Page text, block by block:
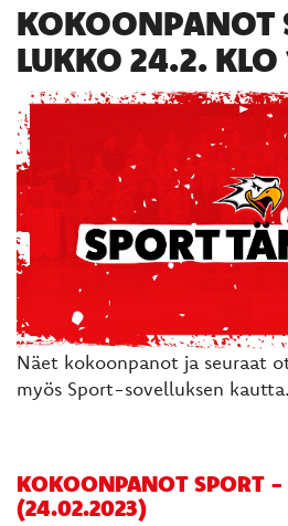
KOKOONPANOT
LUKKO 24.2.
Näet kokoonpanot ja seuraat
myös Sport-sovelluksen kautta.
KOKOONPANOT SPORT
(24.02.2023)